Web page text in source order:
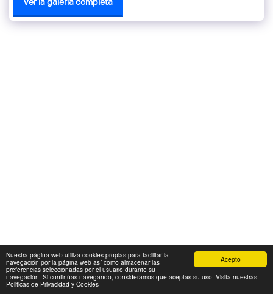
Acepto
Nuestra página web utiliza cookies propias para facilitar la
navegación por la página web así como almacenar las
preferencias seleccionadas por el usuario durante su
navegación. Si continúas navegando, consideramos que aceptas su uso. Visita nuestras
Politicas de Privacidad y Cookies